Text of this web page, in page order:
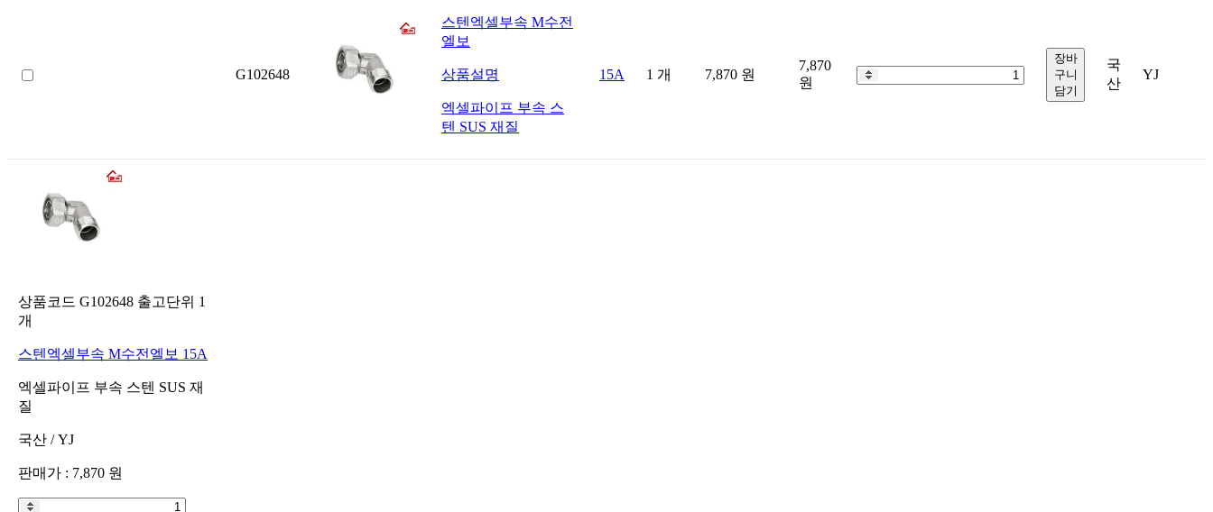
G102648
스텐엑셀부속 M수전
엘보
상품설명
엑셀파이프 부속 스
텐 SUS 재질
15A 1 개 7,870 원
7,870
원
장바
구니
담기
국
산
YJ
상품코드 G102648 출고단위 1
개
스텐엑셀부속 M수전엘보 15A
엑셀파이프 부속 스텐 SUS 재
질
국산 / YJ
판매가 : 7,870 원